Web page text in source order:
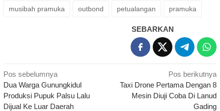
musibah pramuka outbond petualangan pramuka
SEBARKAN
Navigasi
pos
Pos sebelumnya
Dua Warga Gunungkidul
Produksi Pupuk Palsu Lalu
Dijual Ke Luar Daerah
Pos berikutnya
Taxi Drone Pertama Dengan 8
Mesin Diuji Coba Di Lanud
Gading